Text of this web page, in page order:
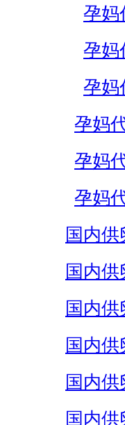
孕妈
孕妈
孕妈
孕妈
孕妈
孕妈
国内
国内
国内
国内
国内
国内